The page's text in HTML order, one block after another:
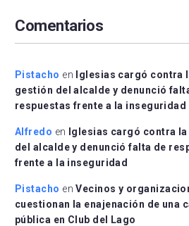
Comentarios
Pistacho en
Iglesias cargó contra
gestión del alcalde y denunció
respuestas frente a la inseguridad
Alfredo en
Iglesias cargó contra
del alcalde y denunció falta de
frente a la inseguridad
Pistacho enVecinos y
cuestionan la enajenación de una
pública en Club del Lago